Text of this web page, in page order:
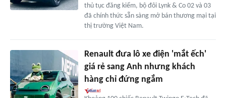
thủ tục đăng kiểm, bộ đôi Lynk & Co 02 và 03
đã chính thức sẵn sàng mở bán thương mại tại
thị trường Việt Nam.
Renault đưa lô xe điện 'mắt ếch'
giá rẻ sang Anh nhưng khách
hàng chỉ đứng ngắm